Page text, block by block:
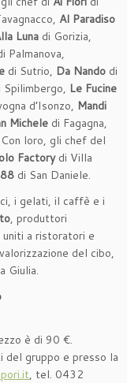
Al Paradiso
Luna di Gorizia,
Palmanova,
di Sutrio, Da Nando di
Spilimbergo, Le Fucine
d’Isonzo, Mandi
Michele di Fagagna,
loro, gli chef del
Factorydi Villa
di San Daniele.
i gelati, il caffè e i
, produttori
a ristoratori e
del cibo,
Giulia.
è di 90 €.
del gruppo e presso la
, tel. 0432